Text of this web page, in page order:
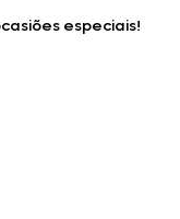
especiais!